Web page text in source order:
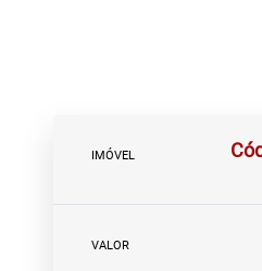
IMÓVEL
VALOR